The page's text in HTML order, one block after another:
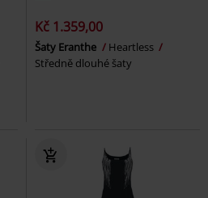
Kč 1.359,00
Šaty Eranthe
Heartless
Středně dlouhé šaty